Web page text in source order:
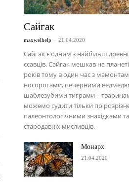
Сайгак
maxwelhelp - 21.04.2020
Сайгак є одним з найбільш
ссавців. Сайгак мешкав на
років тому в один час з
носорогами, печерними
шаблезубими тиграми –
можемо судити тільки по
палеонтологічними знахідками
стародавніх мисливців.
Монарх
21.04.2020